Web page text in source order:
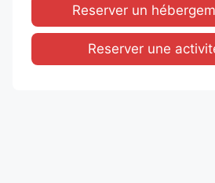
Reserver un
Reserver une